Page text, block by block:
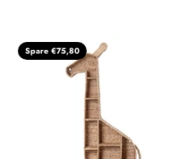
Spare €75,80